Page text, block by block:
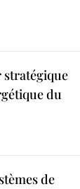
stratégique
du
de